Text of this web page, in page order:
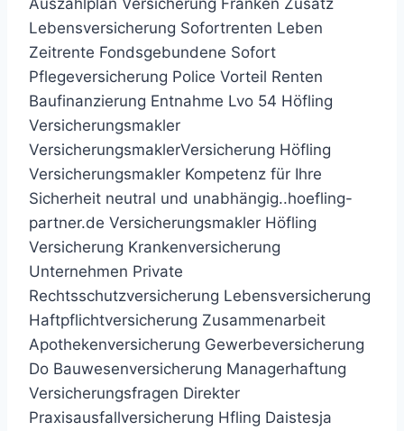
Lebensversicherung Sofortrenten Leben
Zeitrente Fondsgebundene Sofort
Pflegeversicherung Police Vorteil Renten
Baufinanzierung Entnahme Lvo 54 Höfling
Versicherungsmakler
VersicherungsmaklerVersicherung Höfling
Versicherungsmakler Kompetenz für Ihre
Sicherheit neutral und unabhängig..hoefling-
partner.de Versicherungsmakler Höfling
Versicherung Krankenversicherung
Unternehmen Private
Rechtsschutzversicherung Lebensversicherung
Haftpflichtversicherung Zusammenarbeit
Apothekenversicherung Gewerbeversicherung
Do Bauwesenversicherung Managerhaftung
Versicherungsfragen Direkter
Praxisausfallversicherung Hfling Daistesja